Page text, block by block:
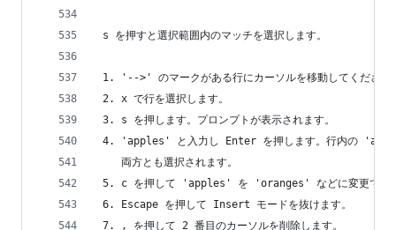
s を押すと選択範囲内のマッチを選択します。
1. '-->' のマークがある行にカーソルを移動してください
2. x で行を選択します。
3. s を押します。プロンプトが表示されます。
4. 'apples' と入力し Enter を押します。行内の
    両方とも選択されます。
5. c を押して 'apples' を 'oranges' などに変更でき
6. Escape を押して Insert モードを抜けます。
7. , を押して 2 番目のカーソルを削除します。